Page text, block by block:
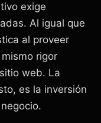
exige
Al igual que
al proveer
rigor
web. La
es la inversión